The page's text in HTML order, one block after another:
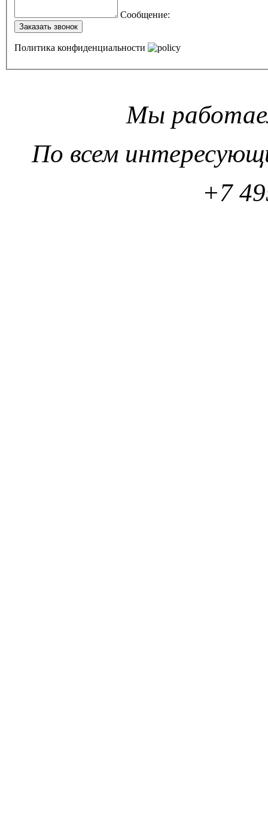
Сообщение:
Заказать звонок
Политика конфиденциальности
Мы
По всем
+7